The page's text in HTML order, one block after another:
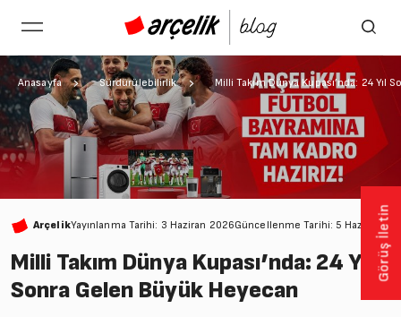
Anasayfa Sürdürülebilirlik Milli Takım Dünya Kupası’nda: 24 Yıl
ArçelikYayınlanma Tarihi: 3 Haziran 2026Güncellenme Tarihi: 5 Haziran
Milli Takım Dünya Kupası’nda: 24 Yıl
Sonra Gelen Büyük Heyecan
Görüş İletin